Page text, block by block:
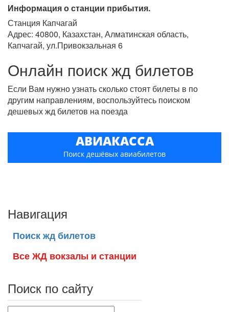
Информация о станции прибытия.
Станция Капчагай
Адрес: 40800, Казахстан, Алматинская область,
Капчагай, ул.Привокзальная 6
Онлайн поиск жд билетов
Если Вам нужно узнать сколько стоят билеты в по
другим направлениям, воспользуйтесь поиском
дешевых жд билетов на поезда
АВИАКАССА
Поиск дешёвых авиабилетов
Навигация
Поиск жд билетов
Все ЖД вокзалы и станции
Поиск по сайту